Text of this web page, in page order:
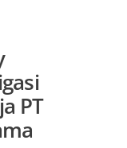
PT